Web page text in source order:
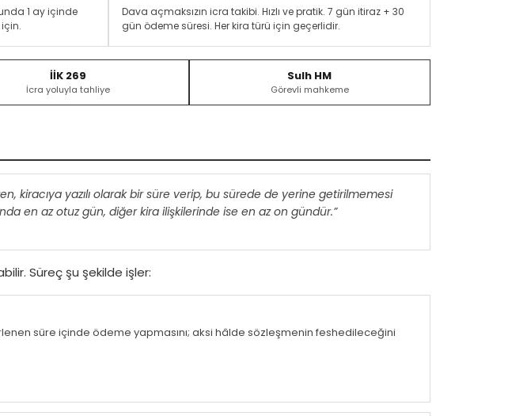
1 ay içinde
Dava açmaksızın icra takibi. Hızlı ve pratik. 7 gün itiraz + 30
gün ödeme süresi. Her kira türü için geçerlidir.
İİK 269
İcra yoluyla tahliye
Sulh HM
Görevli mahkeme
kiracıya yazılı olarak bir süre verip, bu sürede de yerine getirilmemesi
en az otuz gün, diğer kira ilişkilerinde ise en az on gündür.”
Süreç şu şekilde işler:
süre içinde ödeme yapmasını; aksi hâlde sözleşmenin feshedileceğini